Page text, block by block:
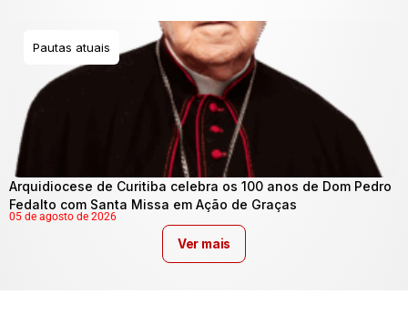
Pautas atuais
Arquidiocese de Curitiba celebra os 100 anos de Dom Pedro
Fedalto com Santa Missa em Ação de Graças
05 de agosto de 2026
Ver mais